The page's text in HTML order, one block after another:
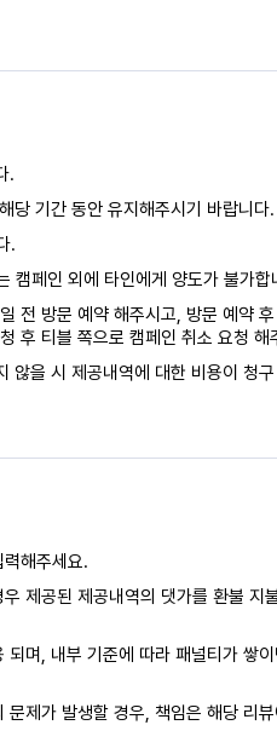
.
당 기간 동안 유지해주시기 바랍니다.
.
캠페인 외에 타인에게 양도가 불가합
전 방문 예약 해주시고, 방문 예약
후 티블 쪽으로 캠페인 취소 요청 해
않을 시 제공내역에 대한 비용이 청
해주세요.
제공된 제공내역의 댓가를 환불 지
며, 내부 기준에 따라 패널티가 쌓이
제가 발생할 경우, 책임은 해당 리